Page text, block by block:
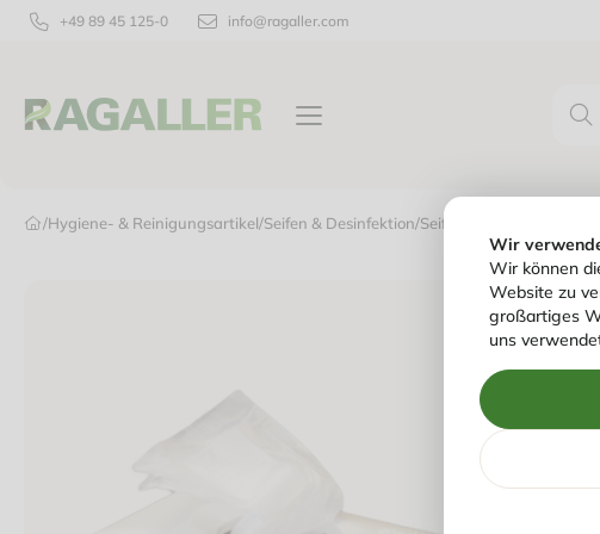
Wir
Wir können
Website zu
großartiges
uns
+49 89 45 125-0 info@ragaller.com
/Hygiene- & Reinigungsartikel/Seifen & Desinfektion/Seifen-, Duft- &